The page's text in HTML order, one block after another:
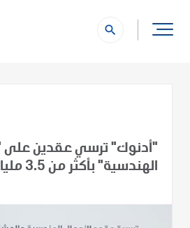
search
"أدنوك" ترسي عقدين
الهندسية" بأكثر من 3.5 مليار دولار أمريكي